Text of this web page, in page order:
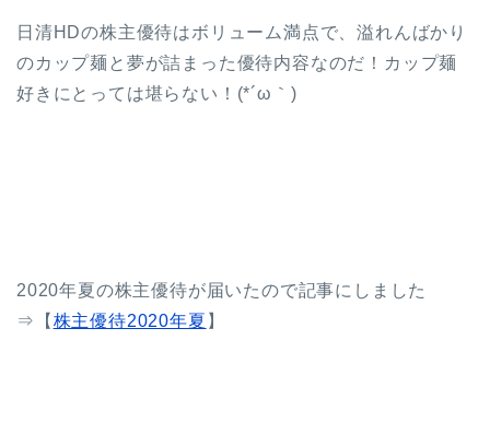
日清HDの株主優待はボリューム満点で、溢れんばかり
のカップ麺と夢が詰まった優待内容なのだ！カップ麺
好きにとっては堪らない！(*´ω｀)
2020年夏の株主優待が届いたので記事にしました
⇒【 株主優待2020年夏 】